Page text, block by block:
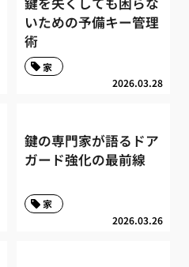
いための予備キー管理
術
2026.03.28
家
鍵の専門家が語るドア
ガード強化の最前線
2026.03.26
家